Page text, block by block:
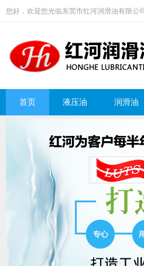
您好，欢迎您光临东莞市红河润滑油有限公
首页 液压油 润滑油